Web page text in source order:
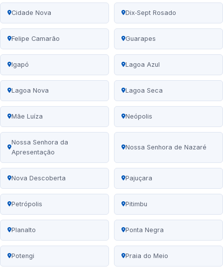
Cidade Nova Dix‑Sept Rosado
Felipe Camarão Guarapes
Igapó Lagoa Azul
Lagoa Nova Lagoa Seca
Mãe Luíza Neópolis
Nossa Senhora da
Apresentação
Nossa Senhora de Nazaré
Nova Descoberta Pajuçara
Petrópolis Pitimbu
Planalto Ponta Negra
Potengi Praia do Meio